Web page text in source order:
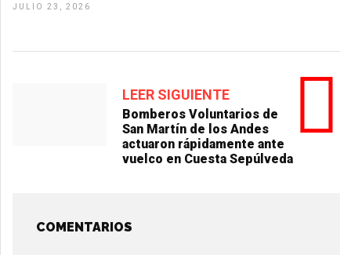
JULIO 23, 2026
LEER SIGUIENTE
Bomberos Voluntarios de
San Martín de los Andes
actuaron rápidamente ante
vuelco en Cuesta Sepúlveda
COMENTARIOS